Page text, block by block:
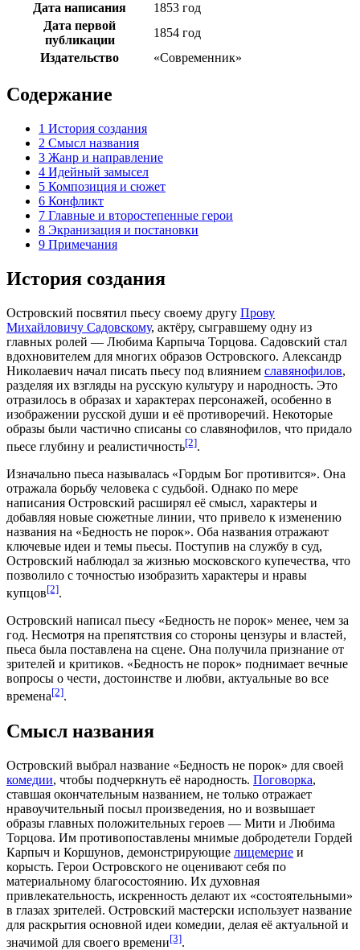
Дата написания
1853 год
Дата первой
публикации
1854 год
Издательство
«Современник»
Содержание
1 История создания
2 Смысл названия
3 Жанр и направление
4 Идейный замысел
5 Композиция и сюжет
6 Конфликт
7 Главные и второстепенные герои
8 Экранизация и постановки
9 Примечания
История создания
Островский посвятил пьесу своему другу Прову
Михайловичу Садовскому, актёру, сыгравшему одну из
главных ролей — Любима Карпыча Торцова. Садовский стал
вдохновителем для многих образов Островского. Александр
Николаевич начал писать пьесу под влиянием славянофилов,
разделяя их взгляды на русскую культуру и народность. Это
отразилось в образах и характерах персонажей, особенно в
изображении русской души и её противоречий. Некоторые
образы были частично списаны со славянофилов, что придало
пьесе глубину и реалистичность[2].
Изначально пьеса называлась «Гордым Бог противится». Она
отражала борьбу человека с судьбой. Однако по мере
написания Островский расширял её смысл, характеры и
добавляя новые сюжетные линии, что привело к изменению
названия на «Бедность не порок». Оба названия отражают
ключевые идеи и темы пьесы. Поступив на службу в суд,
Островский наблюдал за жизнью московского купечества, что
позволило с точностью изобразить характеры и нравы
купцов[2].
Островский написал пьесу «Бедность не порок» менее, чем за
год. Несмотря на препятствия со стороны цензуры и властей,
пьеса была поставлена на сцене. Она получила признание от
зрителей и критиков. «Бедность не порок» поднимает вечные
вопросы о чести, достоинстве и любви, актуальные во все
времена[2].
Смысл названия
Островский выбрал название «Бедность не порок» для своей
комедии, чтобы подчеркнуть её народность. Поговорка,
ставшая окончательным названием, не только отражает
нравоучительный посыл произведения, но и возвышает
образы главных положительных героев — Мити и Любима
Торцова. Им противопоставлены мнимые добродетели Гордей
Карпыч и Коршунов, демонстрирующие лицемерие и
корысть. Герои Островского не оценивают себя по
материальному благосостоянию. Их духовная
привлекательность, искренность делают их «состоятельными»
в глазах зрителей. Островский мастерски использует название
для раскрытия основной идеи комедии, делая её актуальной и
значимой для своего времени[3].